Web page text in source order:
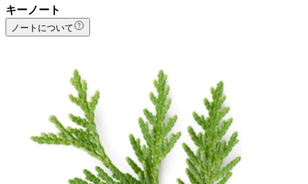
キーノート
ノートについて